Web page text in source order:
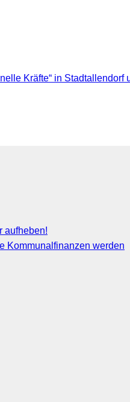
Kräfte“ in
aufheben!
Kommunalfinanzen werden